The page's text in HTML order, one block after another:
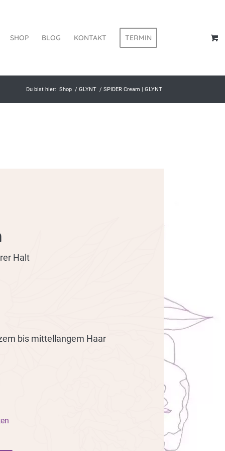
SHOP BLOG KONTAKT TERMIN
Du bist hier: Shop / GLYNT / SPIDER Cream | GLYNT
Halt
bis mittellangem Haar